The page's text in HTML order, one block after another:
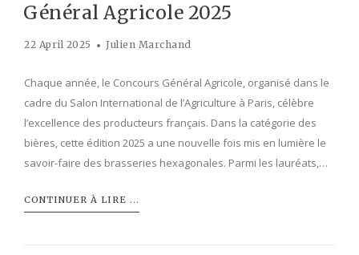
Général Agricole 2025
22 April 2025 Julien Marchand
Chaque année, le Concours Général Agricole, organisé dans le
cadre du Salon International de l’Agriculture à Paris, célèbre
l’excellence des producteurs français. Dans la catégorie des
bières, cette édition 2025 a une nouvelle fois mis en lumière le
savoir-faire des brasseries hexagonales. Parmi les lauréats,…
CONTINUER À LIRE ...